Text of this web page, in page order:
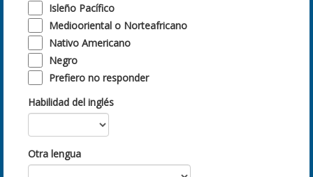
Isleño Pacífico
Mediooriental o Norteafricano
Nativo Americano
Negro
Prefiero no responder
Habilidad del inglés
Otra lengua